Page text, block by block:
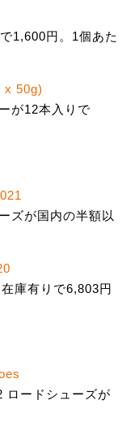
1,600円。1個あた
x 50g)
が12本入りで
ズが国内の半額以
庫有りで6,803円
ロードシューズが